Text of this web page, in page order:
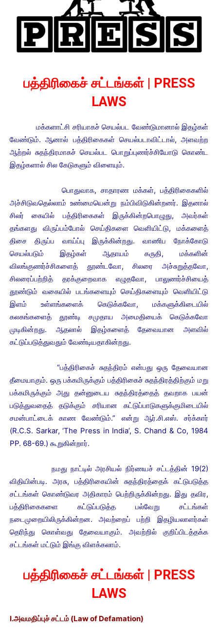
பத்திரிகைச் சட்டங்கள் | PRESS
LAWS
மக்களாட்சி சரியாகச் செயல்பட வேண்டுமானால் இதழ்கள்
வேண்டும். ஆனால் பத்திரிகைகள் செயல்படாவிட்டால், அளவற்ற
ஆற்றல் சுதந்திரமாகச் செயல்பட பொறுப்புணர்ச்சியோடு கொண்ட
இதழ்களால் சில கேடுகளும் விளையும்.
பொதுவாக, சாதாரண மக்கள், பத்திரிகைகளில்
அச்சிடுவதெல்லாம் உண்மையென்று நம்பிவிடுகின்றனர். இதனால்
சிலர் கையில் பத்திரிகைகள் இருக்கின்றபொழுது, அவர்கள்
தங்களது விருப்பம்போல் செய்திகளை வெளியிட்டு, மக்களைத்
திசை திருப்ப வாய்ப்பு இருக்கின்றது. வாணிப நோக்கோடு
செயல்படும் இதழ்கள் ஆதாயம் கருதி, மக்களின்
விலங்குணர்ச்சிகளைத் தூண்டவோ, சிலரை அச்சுறுத்தவோ,
சிலரைப்பற்றித் தரக்குறைவாக எழுதவோ, பாலுணர்ச்சியைத்
தூண்டும் வகையில் படங்களையும் செய்திகளையும் வெளியிட்டு
இளம் உள்ளங்களைக் கெடுக்கவோ, மக்களுக்கிடையில்
கலகங்களைத் தூண்டி சமுதாய அமைதியைக் கெடுக்கவோ
முடிகின்றது. ஆதலால் இதழ்களைத் தேவையான அளவில்
கட்டுப்படுத்துவதும் வேண்டியதாகின்றது.
“பத்திரிகைச் சுதந்திரம் என்பது ஒரு தேவையான
தீமையாகும். ஒரு பக்கமிருக்கும் பத்திரிகைச் சுதந்திரத்திற்கும் மறு
பக்கமிருக்கும் அது தன்னுடைய சுதந்திரத்தைத் தவறாக பயன்
படுத்துவதைத் தடுக்கும் சரியான கட்டுப்பாடுகளுக்குமிடையில்
சமன்பாட்டைக் காண வேண்டும்.” என்று ஆர்.சி.எஸ். சர்க்கார்
(R.C.S. Sarkar, ‘The Press in India’, S. Chand & Co, 1984
PP. 68-69.) கூறுகின்றார்.
நமது நாட்டில் அரசியல் நிர்ணயச் சட்டத்தின் 19(2)
விதியின்படி. அரசு, பத்திரிகையின் சுதந்திரத்தைக் கட்டுபடுத்த
சட்டங்கள் கொண்டுவர அதிகாரம் பெற்றிருக்கின்றது. இது தவிர,
பத்திரிகைகளை கட்டுப்படுத்த பல்வேறு சட்டங்கள்
நடைமுறையிலிருக்கின்றன. அவற்றைப் பற்றி இதழியலாளர்கள்
தெரிந்து கொள்வது தேவையாகும். அவற்றில் குறிப்பிடத்தக்க
சட்டங்கள் மட்டும் இங்கு விளக்கலாம்.
பத்திரிகைச் சட்டங்கள் | PRESS
LAWS
I.அவமதிப்புச் சட்டம் (Law of Defamation)